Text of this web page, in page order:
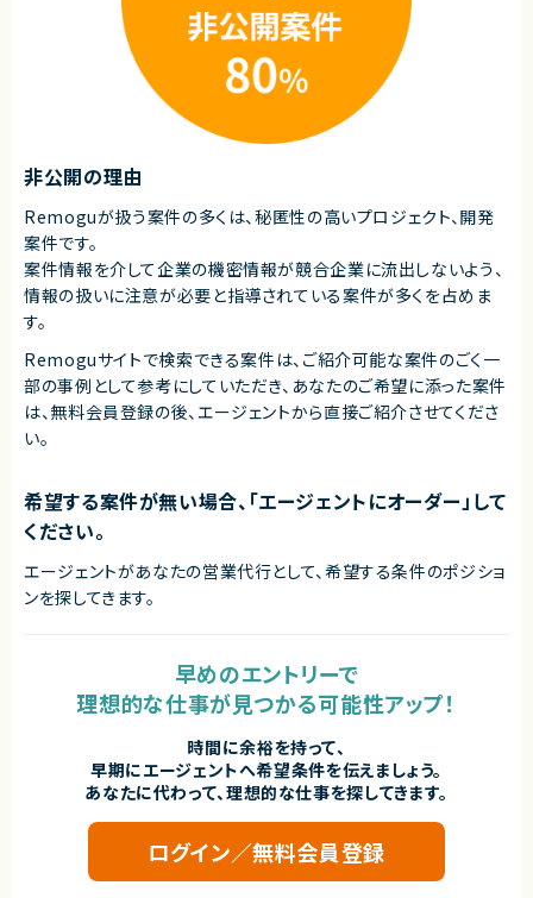
求めるスキル
・AWSを利用したサーバレスシステムの設計・開発経験
・リレーショナルデータベース設計経験 ・認証・認可およびマルチテナント設
・LLM APIをプロダクトに組み込んだご経験
・IaC、CI/CD、負荷対策を含む本番運用を考慮したシステム設計経験
・小規模チームで技術的な意思決定を行い、開発を推進した経験
※日本語ネイティブレベルでのコミュニケーション能力を必須とします。
■尚可スキル
・Azure AI Foundryや画像解析・マルチモーダルAIの利用経験
・LINE Messaging APIまたはWebhookを利用した開発経験
・Amazon SQSを利用した非同期処理基盤の設計経験
・BtoB向けサービスやPoC・新規サービスの立ち上げ経験
■求める人物像
・要件が変化するPoC開発を柔軟に進められる方
・技術的な選択肢とトレードオフを整理して意思決定できる方
・指示を待つだけでなく、要件や設計について主体的に提案できる方
・小規模チームで担当領域を限定せずに動ける方
・エンド企業やプロジェクトメンバーと円滑に連携できる方
契約形態
業務委託(準委任契約)
契約元
◎生成AI・LLM・ベクトル検索を活用した新規サービス立ち上げフェーズにTe
ch Leadとして参画できます！
◎アーキテクチャ設計から技術選定、開発推進まで幅広い裁量を持ってプロ
ジェクトをリードできます！
◎サーバレス、マルチテナント、認証認可、非同期処理などモダンな技術課題
に携われます！
与できます！
◎フルリモート環境で全国から参画可能なため、柔軟な働き方を実現できま
非公開の理由
Remoguが扱う案件の多くは、秘匿性の高いプロジェクト、開発
案件です。
案件情報を介して企業の機密情報が競合企業に流出しないよう、
情報の扱いに注意が必要と指導されている案件が多くを占めま
す。
Remoguサイトで検索できる案件は、ご紹介可能な案件のごく一
部の事例として参考にしていただき、 あなたのご希望に添った案件
は、無料会員登録の後、エージェントから直接ご紹介させてくださ
い。
希望する案件が無い場合、「エージェントにオーダー」して
ください。
エージェントがあなたの営業代行として、希望する条件のポジショ
ンを探してきます。
早めのエントリーで
理想的な仕事が見つかる可能性アップ！
時間に余裕を持って、
早期にエージェントへ希望条件を伝えましょう。
あなたに代わって、理想的な仕事を探してきます。
ログイン／無料会員登録